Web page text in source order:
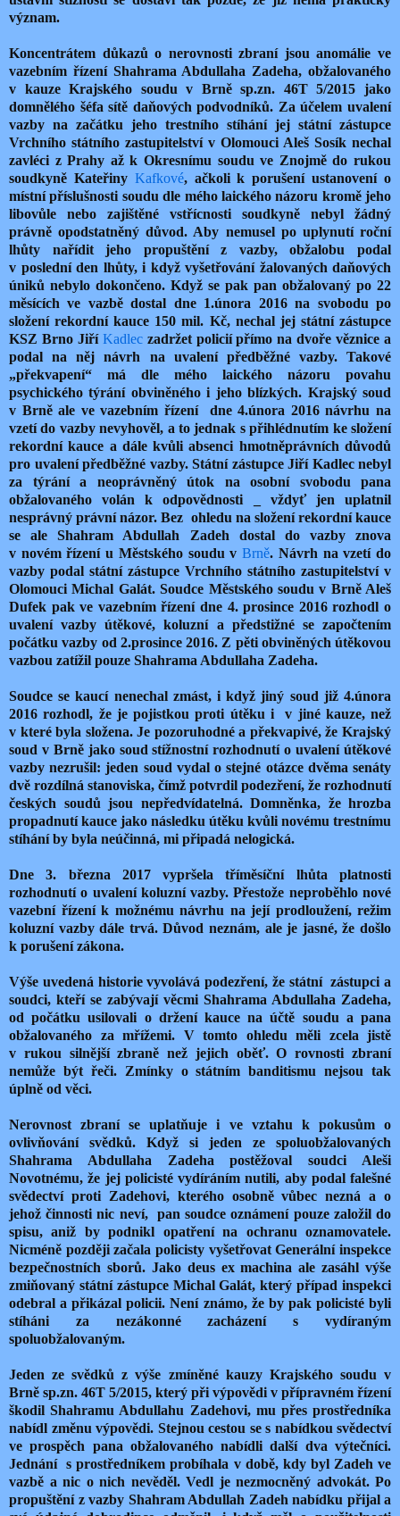
význam.
Koncentrátem důkazů o nerovnosti zbraní jsou anomálie ve
vazebním řízení Shahrama Abdullaha Zadeha, obžalovaného
v kauze Krajského soudu v Brně sp.zn. 46T 5/2015 jako
domnělého šéfa sítě daňových podvodníků. Za účelem uvalení
vazby na začátku jeho trestního stíhání jej státní zástupce
Vrchního státního zastupitelství v Olomouci Aleš Sosík nechal
zavléci z Prahy až k Okresnímu soudu ve Znojmě do rukou
soudkyně Kateřiny Kafkové, ačkoli k porušení ustanovení o
místní příslušnosti soudu dle mého laického názoru kromě jeho
libovůle nebo zajištěné vstřícnosti soudkyně nebyl žádný
právně opodstatněný důvod. Aby nemusel po uplynutí roční
lhůty nařídit jeho propuštění z vazby, obžalobu podal
v poslední den lhůty, i když vyšetřování žalovaných daňových
úniků nebylo dokončeno. Když se pak pan obžalovaný po 22
měsících ve vazbě dostal dne 1.února 2016 na svobodu po
složení rekordní kauce 150 mil. Kč, nechal jej státní zástupce
KSZ Brno Jiří Kadleczadržet policií přímo na dvoře věznice a
podal na něj návrh na uvalení předběžné vazby. Takové
„překvapení“ má dle mého laického názoru povahu
psychického týrání obviněného i jeho blízkých. Krajský soud
v Brně ale ve vazebním řízení dne 4.února 2016 návrhu na
vzetí do vazby nevyhověl, a to jednak s přihlédnutím ke složení
rekordní kauce a dále kvůli absenci hmotněprávních důvodů
pro uvalení předběžné vazby. Státní zástupce Jiří Kadlec nebyl
za týrání a neoprávněný útok na osobní svobodu pana
obžalovaného volán k odpovědnosti _ vždyť jen uplatnil
nesprávný právní názor. Bez ohledu na složení rekordní kauce
se ale Shahram Abdullah Zadeh dostal do vazby znova
v novém řízení u Městského soudu vBrně. Návrh na vzetí do
vazby podal státní zástupce Vrchního státního zastupitelství v
Olomouci Michal Galát. Soudce Městského soudu v Brně Aleš
Dufek pak ve vazebním řízení dne 4. prosince 2016 rozhodl o
uvalení vazby útěkové, koluzní a předstižné se započtením
počátku vazby od 2.prosince 2016. Z pěti obviněných útěkovou
vazbou zatížil pouze Shahrama Abdullaha Zadeha.
Soudce se kaucí nenechal zmást, i když jiný soud již 4.února
2016 rozhodl, že je pojistkou proti útěku i v jiné kauze, než
v které byla složena. Je pozoruhodné a překvapivé, že Krajský
soud v Brně jako soud stížnostní rozhodnutí o uvalení útěkové
vazby nezrušil: jeden soud vydal o stejné otázce dvěma senáty
dvě rozdílná stanoviska, čímž potvrdil podezření, že rozhodnutí
českých soudů jsou nepředvídatelná. Domněnka, že hrozba
propadnutí kauce jako následku útěku kvůli novému trestnímu
stíhání by byla neúčinná, mi připadá nelogická.
Dne 3. března 2017 vypršela tříměsíční lhůta platnosti
rozhodnutí o uvalení koluzní vazby. Přestože neproběhlo nové
vazební řízení k možnému návrhu na její prodloužení, režim
koluzní vazby dále trvá. Důvod neznám, ale je jasné, že došlo
k porušení zákona.
Výše uvedená historie vyvolává podezření, že státní zástupci a
soudci, kteří se zabývají věcmi Shahrama Abdullaha Zadeha,
od počátku usilovali o držení kauce na účtě soudu a pana
obžalovaného za mřížemi. V tomto ohledu měli zcela jistě
v rukou silnější zbraně než jejich oběť. O rovnosti zbraní
nemůže být řeči. Zmínky o státním banditismu nejsou tak
úplně od věci.
Nerovnost zbraní se uplatňuje i ve vztahu k pokusům o
ovlivňování svědků. Když si jeden ze spoluobžalovaných
Shahrama Abdullaha Zadeha postěžoval soudci Aleši
Novotnému, že jej policisté vydíráním nutili, aby podal falešné
svědectví proti Zadehovi, kterého osobně vůbec nezná a o
jehož činnosti nic neví, pan soudce oznámení pouze založil do
spisu, aniž by podnikl opatření na ochranu oznamovatele.
Nicméně později začala policisty vyšetřovat Generální inspekce
bezpečnostních sborů. Jako deus ex machina ale zasáhl výše
zmiňovaný státní zástupce Michal Galát, který případ inspekci
odebral a přikázal policii. Není známo, že by pak policisté byli
stíháni za nezákonné zacházení s vydíraným
spoluobžalovaným.
Jeden ze svědků z výše zmíněné kauzy Krajského soudu v
Brně sp.zn. 46T 5/2015, který při výpovědi v přípravném řízení
škodil Shahramu Abdullahu Zadehovi, mu přes prostředníka
nabídl změnu výpovědi. Stejnou cestou se s nabídkou svědectví
ve prospěch pana obžalovaného nabídli další dva výtečníci.
Jednání s prostředníkem probíhala v době, kdy byl Zadeh ve
vazbě a nic o nich nevěděl. Vedl je nezmocněný advokát. Po
propuštění z vazby Shahram Abdullah Zadeh nabídku přijal a